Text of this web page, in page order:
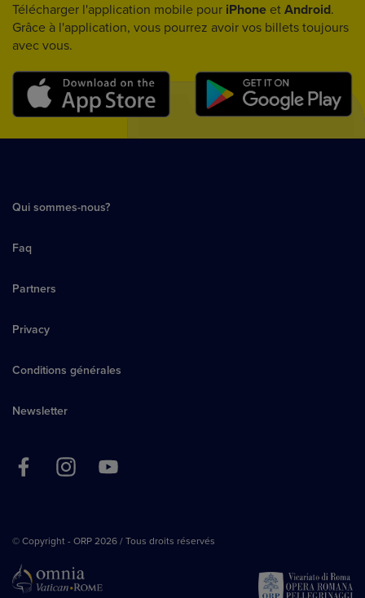
Télécharger l'application mobile pour iPhone et Android.
Grâce à l'application, vous pourrez avoir vos billets toujours
avec vous.
Qui sommes-nous?
Faq
Partners
Privacy
Conditions générales
Newsletter
© Copyright - ORP 2026 / Tous droits réservés